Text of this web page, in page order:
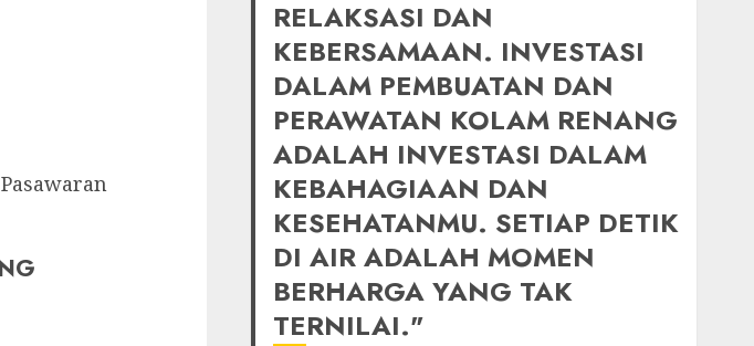
RELAKSASI DAN
KEBERSAMAAN. INVESTASI
DALAM PEMBUATAN DAN
PERAWATAN KOLAM RENANG
ADALAH INVESTASI DALAM
KEBAHAGIAAN DAN
KESEHATANMU. SETIAP DETIK
DI AIR ADALAH MOMEN
BERHARGA YANG TAK
TERNILAI."